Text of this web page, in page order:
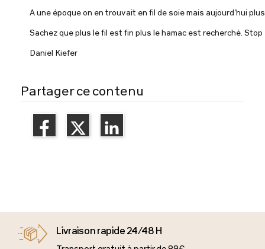
A une époque on en trouvait en fil de soie mais aujourd’hui
Sachez que plus le fil est fin plus le hamac est recherché.
Daniel Kiefer
Partager ce contenu
Livraison rapide 24/48 H